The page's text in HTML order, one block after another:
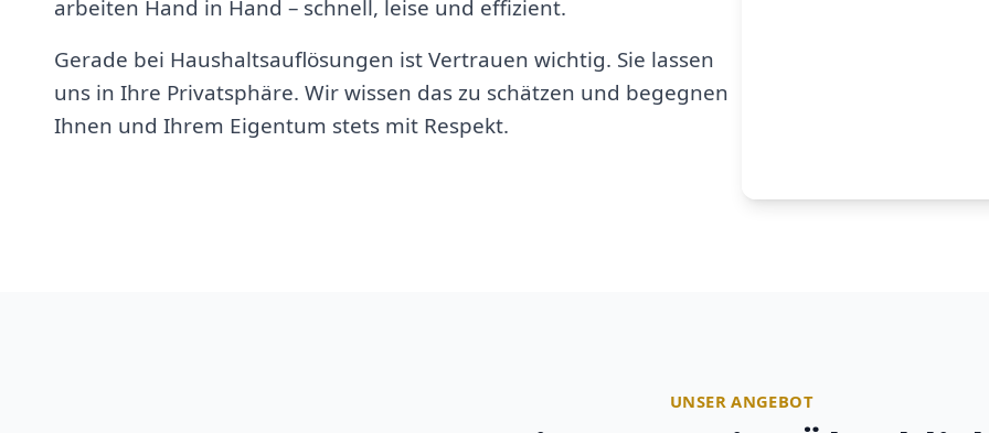
arbeiten Hand in Hand – schnell, leise und effizient.
Gerade bei Haushaltsauflösungen ist Vertrauen wichtig. Sie lassen
uns in Ihre Privatsphäre. Wir wissen das zu schätzen und begegnen
Ihnen und Ihrem Eigentum stets mit Respekt.
UNSER ANGEBOT